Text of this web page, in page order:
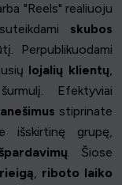
"Reels" realiuoju
skubos
Perpublikuodami
lojalių klientų,
Efektyviai
stiprinate
išskirtinę grupę,
. Šiose
, riboto laiko